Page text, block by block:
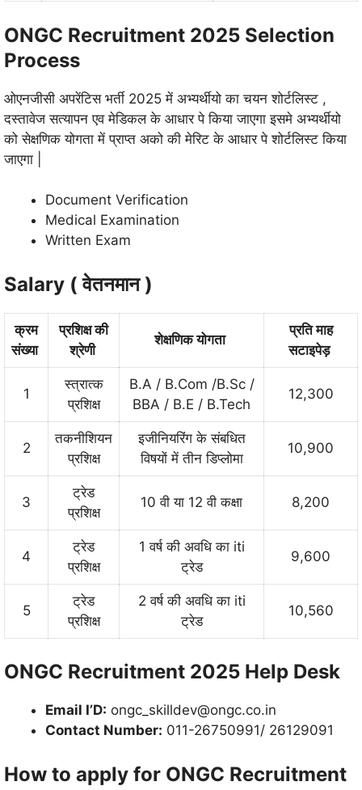
ONGC Recruitment 2025 Selection
Process
ओएनजीसी अपरेंटिस भर्ती 2025 में अभ्यर्थीयो का चयन शोर्टलिस्ट ,
दस्तावेज सत्यापन एव मेडिकल के आधार पे किया जाएगा इसमे अभ्यर्थीयो
को सेक्षणिक योगता में प्राप्त अको की मेरिट के आधार पे शोर्टलिस्ट किया
जाएगा |
Document Verification
Medical Examination
Written Exam
Salary (वेतनमान)
क्रम
संख्या
प्रशिक्ष की
श्रेणी
शेक्षणिक योगता
प्रति माह
सटाइपेड़
1
स्त्रात्क
प्रशिक्ष
B.A / B.Com /B.Sc /
BBA / B.E / B.Tech
12,300
2
तकनीशियन
प्रशिक्ष
इजीनियरिंग के संबधित
विषयों में तीन डिप्लोमा
10,900
3
ट्रेड
प्रशिक्ष
10 वी या 12 वी कक्षा 8,200
4
ट्रेड
प्रशिक्ष
1 वर्ष की अवधि का iti
ट्रेड
9,600
5
ट्रेड
प्रशिक्ष
2 वर्ष की अवधि का iti
ट्रेड
10,560
ONGC Recruitment 2025 Help Desk
Email I’D: ongc_skilldev@ongc.co.in
Contact Number: 011-26750991/ 26129091
How to apply for ONGC Recruitment